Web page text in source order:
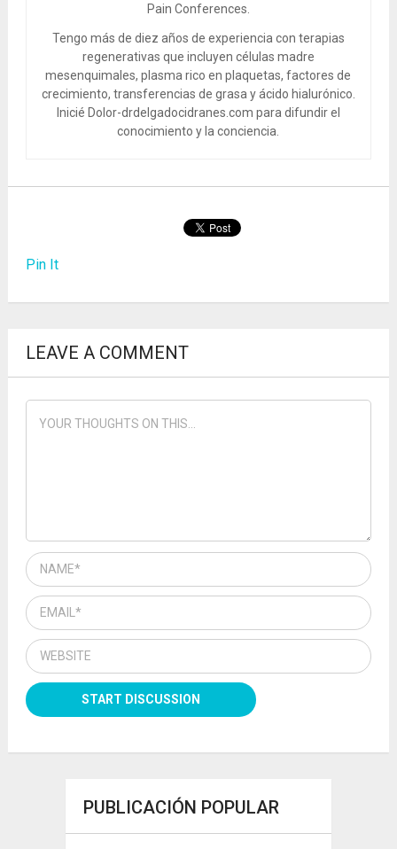
Pain Conferences.
Tengo más de diez años de experiencia con terapias
regenerativas que incluyen células madre
mesenquimales, plasma rico en plaquetas, factores de
crecimiento, transferencias de grasa y ácido hialurónico.
Inicié Dolor-drdelgadocidranes.com para difundir el
conocimiento y la conciencia.
Pin It
LEAVE A COMMENT
PUBLICACIÓN POPULAR